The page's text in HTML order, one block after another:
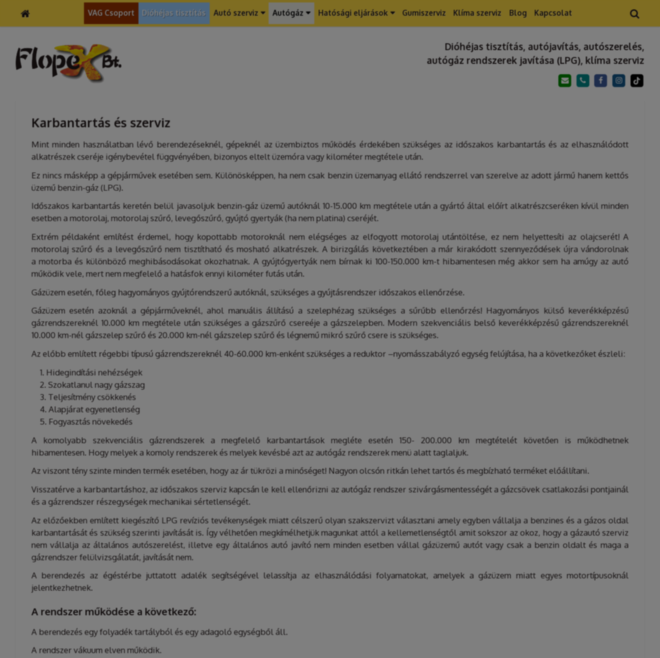
VAG Csoport Dióhéjas tisztítás Autó szerviz Autógáz Hatósági eljárások Gumiszerviz Klíma szerviz Blog Kapcsolat
Dióhéjas tisztítás, autójavítás, autószerelés,
autógáz rendszerek javítása (LPG), klíma szerviz
Karbantartás és szerviz
Mint minden használatban lévő berendezéseknél, gépeknél az üzembiztos működés érdekében szükséges az időszakos karbantartás és az elhasználódott
alkatrészek cseréje igénybevétel függvényében, bizonyos eltelt üzemóra vagy kilométer megtétele után.
Ez nincs másképp a gépjárművek esetében sem. Különösképpen, ha nem csak benzin üzemanyag ellátó rendszerrel van szerelve az adott jármű hanem kettős
üzemű benzin-gáz (LPG).
Időszakos karbantartás keretén belül javasoljuk benzin-gáz üzemű autóknál 10-15.000 km megtétele után a gyártó által előírt alkatrészcseréken kívül minden
esetben a motorolaj, motorolaj szűrő, levegőszűrő, gyújtó gyertyák (ha nem platina) cseréjét.
Extrém példaként említést érdemel, hogy kopottabb motoroknál nem elégséges az elfogyott motorolaj utántöltése, ez nem helyettesíti az olajcserét! A
motorolaj szűrő és a levegőszűrő nem tisztítható és mosható alkatrészek. A birizgálás következtében a már kirakódott szennyeződések újra vándorolnak
a motorba és különböző meghibásodásokat okozhatnak. A gyújtógyertyák nem bírnak ki 100-150.000 km-t hibamentesen még akkor sem ha amúgy az autó
működik vele, mert nem megfelelő a hatásfok ennyi kilométer futás után.
Gázüzem esetén, főleg hagyományos gyújtórendszerű autóknál, szükséges a gyújtásrendszer időszakos ellenőrzése.
Gázüzem esetén azoknál a gépjárműveknél, ahol manuális állítású a szelephézag szükséges a sűrűbb ellenőrzés! Hagyományos külső keverékképzésű
gázrendszereknél 10.000 km megtétele után szükséges a gázszűrő csereéje a gázszelepben. Modern szekvenciális belső keverékképzésű gázrendszereknél
10.000 km-nél gázszelep szűrő és 20.000 km-nél gázszelep szűrő és légnemű mikró szűrő csere is szükséges.
Az előbb említett régebbi típusú gázrendszereknél 40-60.000 km-enként szükséges a reduktor –nyomásszabályzó egység felújítása, ha a következőket észleli:
1. Hidegindítási nehézségek
2. Szokatlanul nagy gázszag
3. Teljesítmény csökkenés
4. Alapjárat egyenetlenség
5. Fogyasztás növekedés
A komolyabb szekvenciális gázrendszerek a megfelelő karbantartások megléte esetén 150- 200.000 km megtételét követően is működhetnek
hibamentesen. Hogy melyek a komoly rendszerek és melyek kevésbé azt az autógáz rendszerek menü alatt taglaljuk.
Az viszont tény szinte minden termék esetében, hogy az ár tükrözi a minőséget! Nagyon olcsón ritkán lehet tartós és megbízható terméket előállítani.
Visszatérve a karbantartáshoz, az időszakos szerviz kapcsán le kell ellenőrizni az autógáz rendszer szivárgásmentességét a gázcsövek csatlakozási pontjainál
és a gázrendszer részegységek mechanikai sértetlenségét.
Az előzőekben említett kiegészítő LPG revíziós tevékenységek miatt célszerű olyan szakszervizt választani amely egyben vállalja a benzines és a gázos oldal
karbantartását és szükség szerinti javítását is. Így vélhetően megkímélhetjük magunkat attól a kellemetlenségtől amit sokszor az okoz, hogy a gázautó szerviz
nem vállalja az általános autószerelést, illetve egy általános autó javító nem minden esetben vállal gázüzemű autót vagy csak a benzin oldalt és maga a
gázrendszer felülvizsgálatát, javítását nem.
A berendezés az égéstérbe juttatott adalék segítségével lelassítja az elhasználódási folyamatokat, amelyek a gázüzem miatt egyes motortípusoknál
jelentkezhetnek.
A rendszer működése a következő:
A berendezés egy folyadék tartályból és egy adagoló egységből áll.
A rendszer vákuum elven működik.